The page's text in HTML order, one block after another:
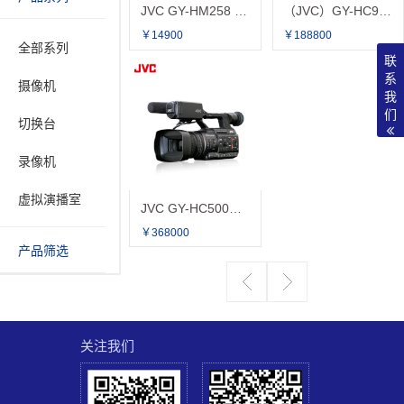
全部系列
摄像机
切换台
录像机
虚拟演播室
产品筛选
￥14900 ￥188800
￥368000
关注我们
联
系
我
们